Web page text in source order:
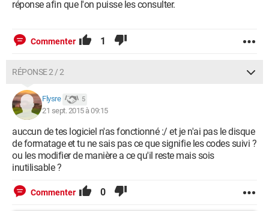
réponse afin que l'on puisse les consulter.
Commenter 1
RÉPONSE 2 / 2
Flysre 5
21 sept. 2015 à 09:15
auccun de tes logiciel n'as fonctionné :/ et je n'ai pas le disque
de formatage et tu ne sais pas ce que signifie les codes suivi ?
ou les modifier de manière a ce qu'il reste mais sois
inutilisable ?
Commenter 0